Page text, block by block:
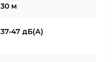
30 м
37-47 дБ(А)